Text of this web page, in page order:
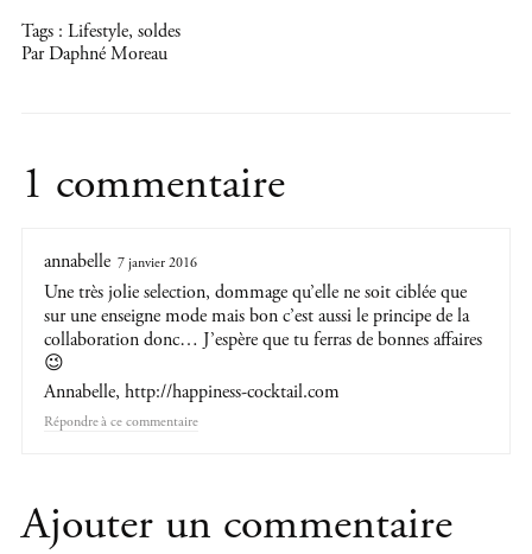
Tags : Lifestyle, soldes
Par Daphné Moreau
1 commentaire
annabelle 7 janvier 2016
Une très jolie selection, dommage qu’elle ne soit ciblée que
sur une enseigne mode mais bon c’est aussi le principe de la
collaboration donc… J’espère que tu ferras de bonnes affaires
😉
Annabelle, http://happiness-cocktail.com
Répondre
Ajouter un commentaire